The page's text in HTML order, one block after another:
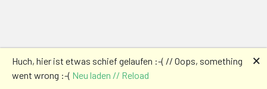
Huch, hier ist etwas schief gelaufen :-( // Oops, something
went wrong :-( Neu laden // Reload
🗙